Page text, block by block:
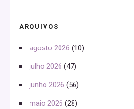
ARQUIVOS
agosto 2026 (10)
julho 2026 (47)
junho 2026 (56)
maio 2026 (28)